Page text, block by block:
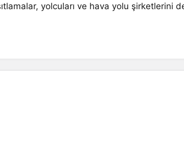
yolcuları ve hava yolu şirketlerini